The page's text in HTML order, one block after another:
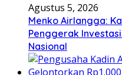
Agustus 5, 2026
Menko Airlangga:
Penggerak
Nasional